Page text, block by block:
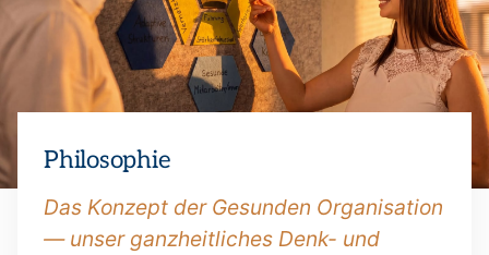
Wissen
Über uns
Philosophie
Das Konzept der Gesunden Organisation
— unser ganzheitliches Denk- und